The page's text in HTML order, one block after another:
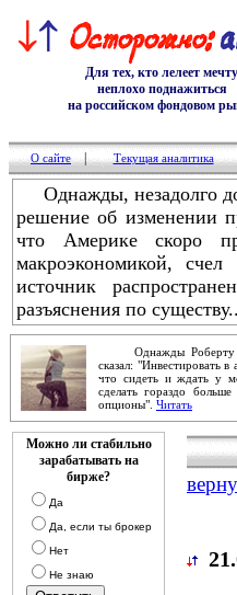
Для тех, кто лелеет мечту
неплохо поднажиться
на российском фондовом
О сайте Текущая аналитика
Однажды, незадолго
решение об изменении
что Америке скоро
макроэкономикой,
источник
разъяснения по
Однажды Роберту
сказал: "Инвестировать в
что сидеть и ждать у
сделать гораздо
опционы". Читать
Можно ли стабильно
зарабатывать на
бирже?
Да
Да, если ты брокер
Нет
Не знаю